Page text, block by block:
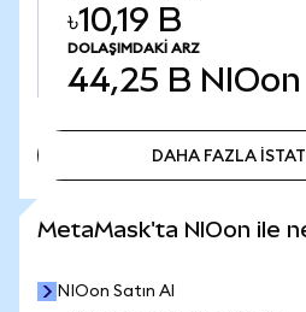
৳10,19 B
DOLAŞIMDAKI ARZ
44,25 B NIOon
DAHA FAZLA
MetaMask'ta NIOon ile
NIOon Satın Al